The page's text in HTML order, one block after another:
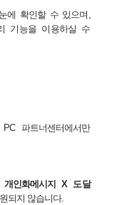
에 확인할 수 있으며 ,
기능을 이용하실 수
파트너센터에서만
개인화메시지 X 도달
되지 않습니다.